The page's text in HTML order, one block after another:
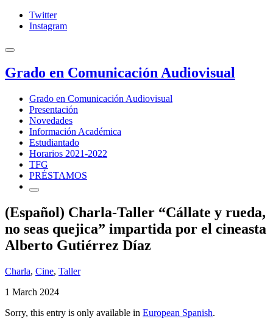
Twitter
Instagram
Grado en Comunicación Audiovisual
Grado en Comunicación Audiovisual
Presentación
Novedades
Información Académica
Estudiantado
Horarios 2021-2022
TFG
PRÉSTAMOS
(Español) Charla-Taller “Cállate y rueda,
no seas quejica” impartida por el cineasta
Alberto Gutiérrez Díaz
Charla, Cine, Taller
1 March 2024
Sorry, this entry is only available in European Spanish.